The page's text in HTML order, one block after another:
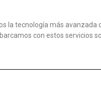
la tecnología más
con estos servicios